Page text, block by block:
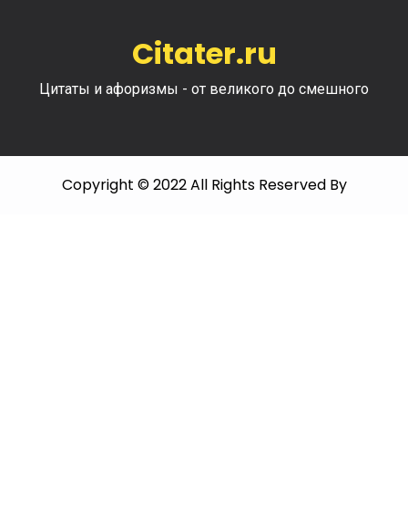
Citater.ru
Цитаты и афоризмы - от великого до смешного
Copyright © 2022 All Rights Reserved By